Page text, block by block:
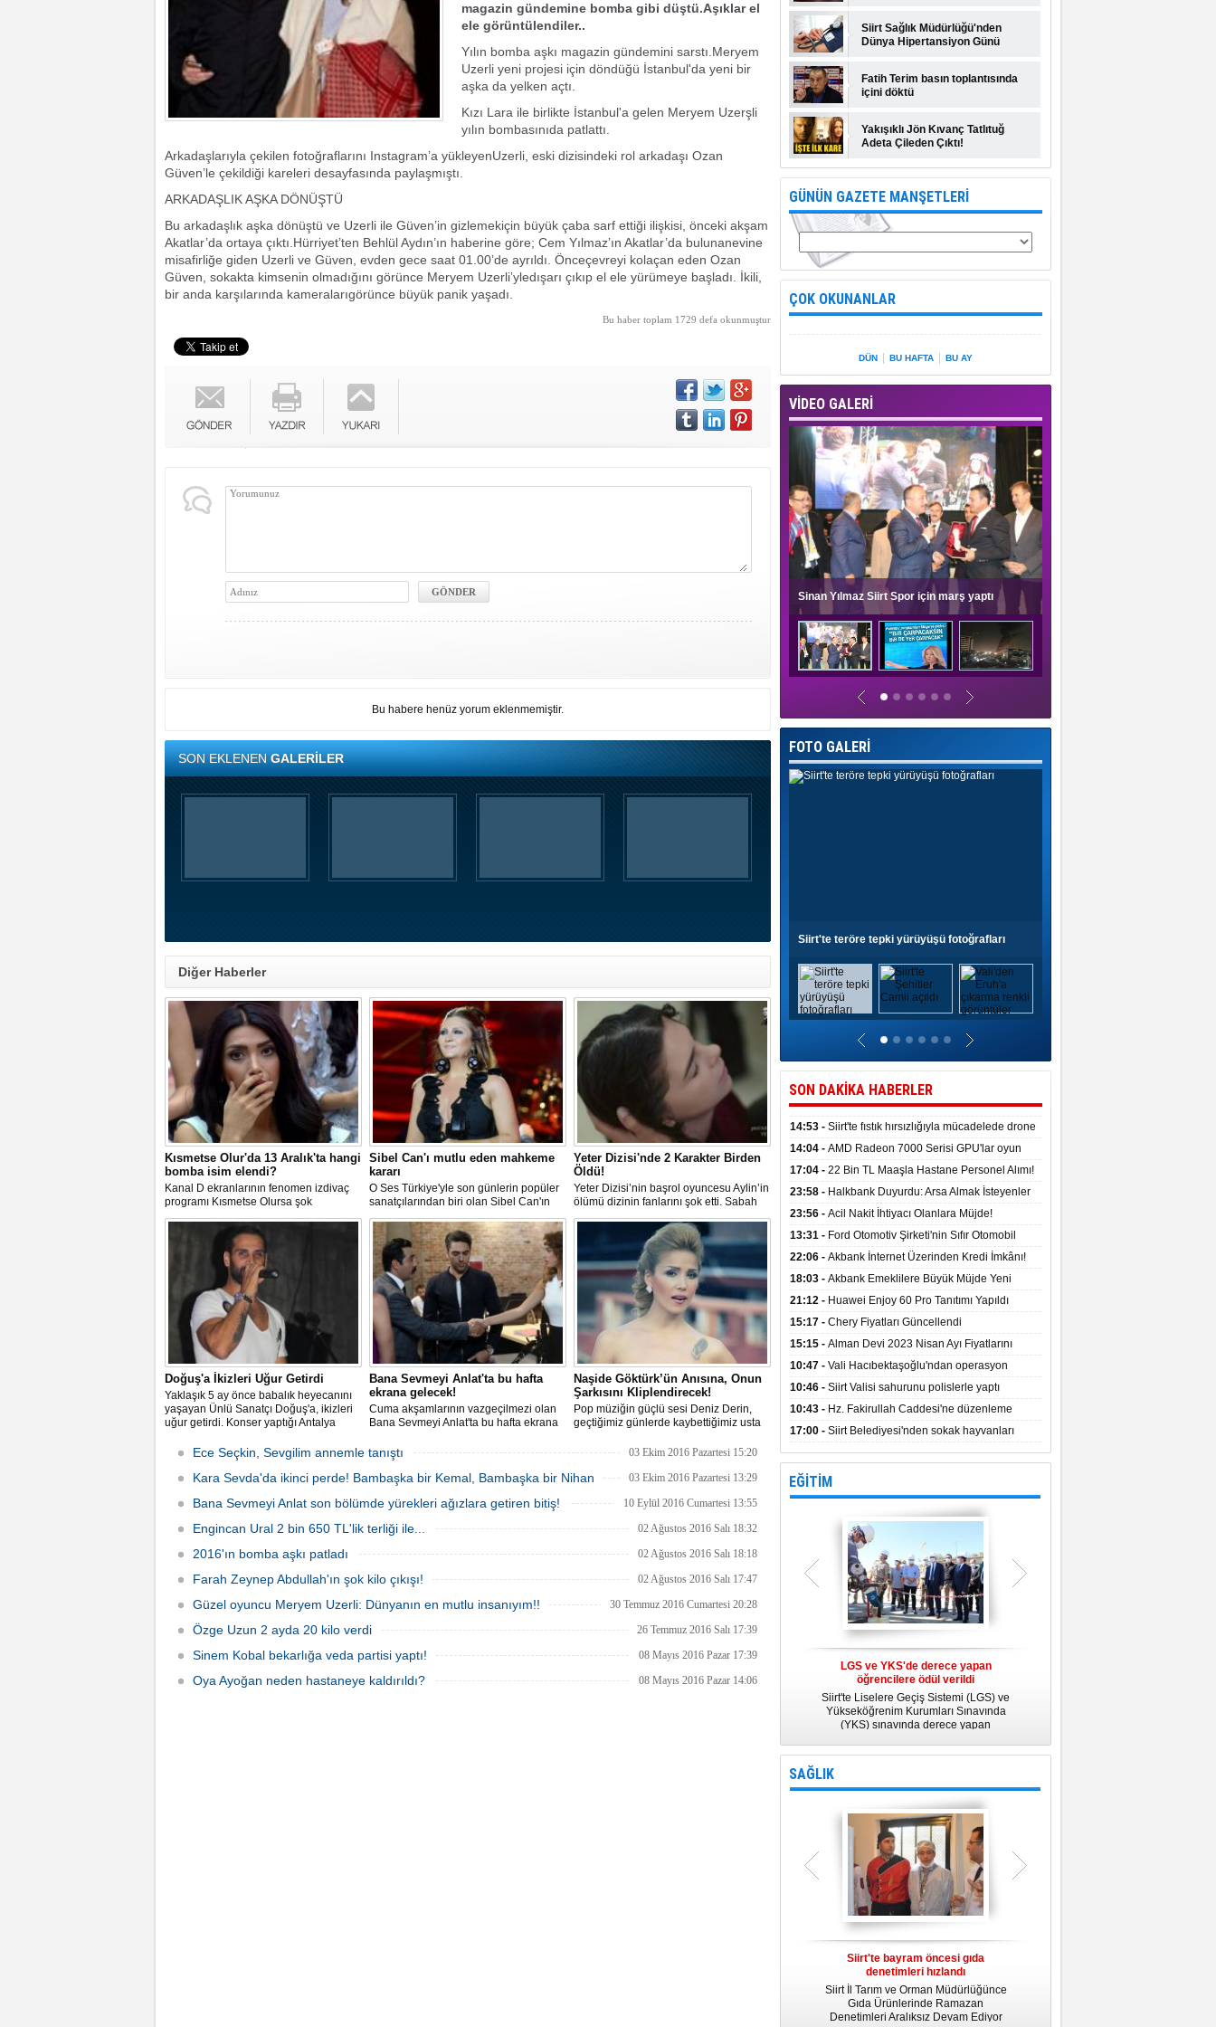
magazin gündemine bomba gibi düştü.Aşıklar el
ele görüntülendiler..
Yılın bomba aşkı magazin gündemini sarstı.Meryem
Uzerli yeni projesi için döndüğü İstanbul'da yeni bir
aşka da yelken açtı.
Kızı Lara ile birlikte İstanbul'a gelen Meryem Uzerşli
yılın bombasınıda patlattı.
Arkadaşlarıyla çekilen fotoğraflarını Instagram’a yükleyenUzerli, eski dizisindeki rol arkadaşı Ozan
Güven’le çekildiği kareleri desayfasında paylaşmıştı.
ARKADAŞLIK AŞKA DÖNÜŞTÜ
Bu arkadaşlık aşka dönüştü ve Uzerli ile Güven’in gizlemekiçin büyük çaba sarf ettiği ilişkisi, önceki akşam
Akatlar’da ortaya çıktı.Hürriyet’ten Behlül Aydın’ın haberine göre; Cem Yılmaz’ın Akatlar’da bulunanevine
misafirliğe giden Uzerli ve Güven, evden gece saat 01.00’de ayrıldı. Önceçevreyi kolaçan eden Ozan
Güven, sokakta kimsenin olmadığını görünce Meryem Uzerli’yledışarı çıkıp el ele yürümeye başladı. İkili,
bir anda karşılarında kameralarıgörünce büyük panik yaşadı.
Bu haber toplam 1729 defa okunmuştur
Bu habere henüz yorum eklenmemiştir.
SON EKLENENGALERİLER
Diğer Haberler
Kısmetse Olur'da 13 Aralık'ta hangi
bomba isim elendi?
Kanal D ekranlarının fenomen izdivaç
programı Kısmetse Olursa şok
gelişmeler var.Hangi aday elendi
sorusu oldukça merak ediliyor.İşte
Sibel Can'ı mutlu eden mahkeme
kararı
O Ses Türkiye'yle son günlerin popüler
sanatçılarından biri olan Sibel Can'ın
mahkemeden beklediği karar aylar
sonra geldi.
Yeter Dizisi'nde 2 Karakter Birden
Öldü!
Yeter Dizisi’nin başrol oyuncesu Aylin’in
ölümü dizinin fanlarını şok etti. Sabah
herkes uyandığında villanın havuzunda
suyun üstünde Aylin boğulmuş halde
Doğuş'a İkizleri Uğur Getirdi
Yaklaşık 5 ay önce babalık heyecanını
yaşayan Ünlü Sanatçı Doğuş'a, ikizleri
uğur getirdi. Konser yaptığı Antalya
bir gece yaşatan ünlü şarkıcı Doğuş,
sahne öncesi gazetecilerin sorularını
yanıtladı.
Bana Sevmeyi Anlat'ta bu hafta
ekrana gelecek!
Cuma akşamlarının vazgeçilmezi olan
Bana Sevmeyi Anlat'ta bu hafta ekrana
Leyla ile yüzleşme şansı bulacak.
Naşide Göktürk’ün Anısına, Onun
Şarkısını Kliplendirecek!
Pop müziğin güçlü sesi Deniz Derin,
geçtiğimiz günlerde kaybettiğimiz usta
Rehin’ adlı şarkısını yeni albümünün
ünlü klip yönetmeni ‘Tamer Aydoğdu’
Ece Seçkin, Sevgilim annemle tanıştı 03 Ekim 2016 Pazartesi 15:20
Kara Sevda'da ikinci perde! Bambaşka bir Kemal, Bambaşka bir Nihan 03 Ekim 2016 Pazartesi 13:29
Bana Sevmeyi Anlat son bölümde yürekleri ağızlara getiren bitiş! 10 Eylül 2016 Cumartesi 13:55
Engincan Ural 2 bin 650 TL'lik terliği ile... 02 Ağustos 2016 Salı 18:32
2016'ın bomba aşkı patladı 02 Ağustos 2016 Salı 18:18
Farah Zeynep Abdullah'ın şok kilo çıkışı! 02 Ağustos 2016 Salı 17:47
Güzel oyuncu Meryem Uzerli: Dünyanın en mutlu insanıyım!! 30 Temmuz 2016 Cumartesi 20:28
Özge Uzun 2 ayda 20 kilo verdi 26 Temmuz 2016 Salı 17:39
Sinem Kobal bekarlığa veda partisi yaptı! 08 Mayıs 2016 Pazar 17:39
Oya Ayoğan neden hastaneye kaldırıldı? 08 Mayıs 2016 Pazar 14:06
Siirt Sağlık Müdürlüğü'nden
Dünya Hipertansiyon Günü
Fatih Terim basın toplantısında
içini döktü
Yakışıklı Jön Kıvanç Tatlıtuğ
Adeta Çileden Çıktı!
GÜNÜN GAZETE MANŞETLERİ
ÇOK OKUNANLAR
DÜN BU HAFTA BU AY
VİDEO GALERİ
Sinan Yılmaz Siirt Spor için marş yaptı
FOTO GALERİ
Siirt'te teröre tepki yürüyüşü fotoğrafları
SON DAKİKA HABERLER
14:53 - Siirt'te fıstık hırsızlığıyla mücadelede drone
kullanıldı
14:04 - AMD Radeon 7000 Serisi GPU'lar oyun
dünyasında fırtınalar estirdi
17:04 - 22 Bin TL Maaşla Hastane Personel Alımı!
KPSS Şartı, Mülakat Yok! İş Arayanlar İçin…
23:58 - Halkbank Duyurdu: Arsa Almak İsteyenler
Acele Edin!
23:56 - Acil Nakit İhtiyacı Olanlara Müjde!
Bankaların Kredi Faiz Oranları Açıklandı! Uzun
Vadeyle Düşük Faizle Ödeme İmkânı!
13:31 - Ford Otomotiv Şirketi'nin Sıfır Otomobil
Kampanyasıyla Avantajlı Fiyatlar ve Takas İmkânı!
22:06 - Akbank İnternet Üzerinden Kredi İmkânı!
18:03 - Akbank Emeklilere Büyük Müjde Yeni
Avantajlar Sizi Bekliyor!
21:12 - Huawei Enjoy 60 Pro Tanıtımı Yapıldı
15:17 - Chery Fiyatları Güncellendi
15:15 - Alman Devi 2023 Nisan Ayı Fiyatlarını
Açıkladı
10:47 - Vali Hacıbektaşoğlu'ndan operasyon
bölgesinde inceleme
10:46 - Siirt Valisi sahurunu polislerle yaptı
10:43 - Hz. Fakirullah Caddesi'ne düzenleme
yapılacak
17:00 - Siirt Belediyesi'nden sokak hayvanları
projesi
EĞİTİM
LGS ve YKS'de derece yapan
öğrencilere ödül verildi
Siirt'te Liselere Geçiş Sistemi (LGS) ve
Yükseköğrenim Kurumları Sınavında
(YKS) sınavında derece yapan
Kadına Yönelik Şiddetle Mücadele"
SAĞLIK
Siirt'te bayram öncesi gıda
denetimleri hızlandı
Siirt İl Tarım ve Orman Müdürlüğünce
Gıda Ürünlerinde Ramazan
Denetimleri Aralıksız Devam Ediyor